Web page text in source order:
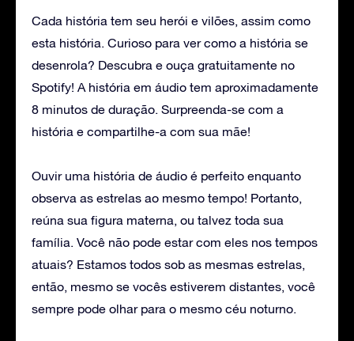
Cada história tem seu herói e vilões, assim como
esta história. Curioso para ver como a história se
desenrola? Descubra e ouça gratuitamente no
Spotify! A história em áudio tem aproximadamente
8 minutos de duração. Surpreenda-se com a
história e compartilhe-a com sua mãe!
Ouvir uma história de áudio é perfeito enquanto
observa as estrelas ao mesmo tempo! Portanto,
reúna sua figura materna, ou talvez toda sua
família. Você não pode estar com eles nos tempos
atuais? Estamos todos sob as mesmas estrelas,
então, mesmo se vocês estiverem distantes, você
sempre pode olhar para o mesmo céu noturno.